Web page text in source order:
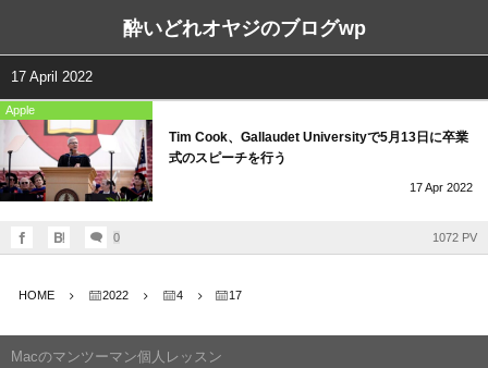
酔いどれオヤジのブログwp
17 April 2022
Apple
Tim Cook、Gallaudet Universityで5月13日に卒業
式のスピーチを行う
17Apr 2022
0 1072 PV
HOME 2022 4 17
Macのマンツーマン個人レッスン